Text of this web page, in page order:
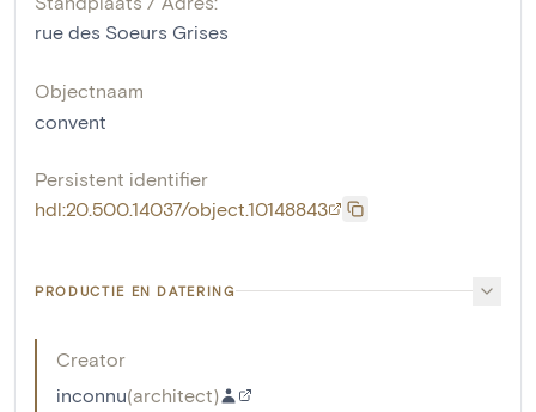
rue des Soeurs Grises
Objectnaam
convent
Persistent identifier
hdl:20.500.14037/object.10148843
PRODUCTIE EN DATERING
Creator
inconnu(architect)